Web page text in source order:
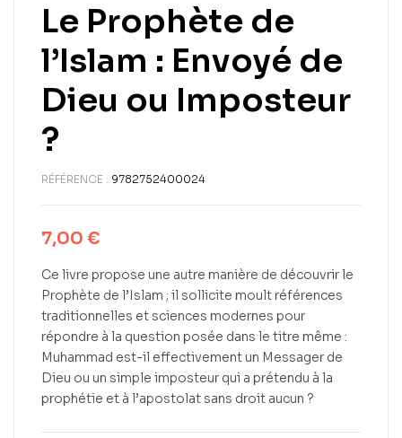
Le Prophète de
l’Islam : Envoyé de
Dieu ou Imposteur
?
RÉFÉRENCE : 9782752400024
7,00 €
Ce livre propose une autre manière de découvrir le
Prophète de l’Islam ; il sollicite moult références
traditionnelles et sciences modernes pour
répondre à la question posée dans le titre même :
Muhammad est-il effectivement un Messager de
Dieu ou un simple imposteur qui a prétendu à la
prophétie et à l’apostolat sans droit aucun ?